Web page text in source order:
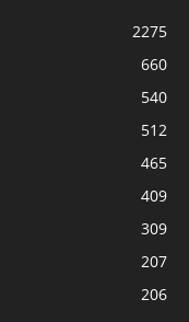
2275
660
540
512
465
409
309
207
206